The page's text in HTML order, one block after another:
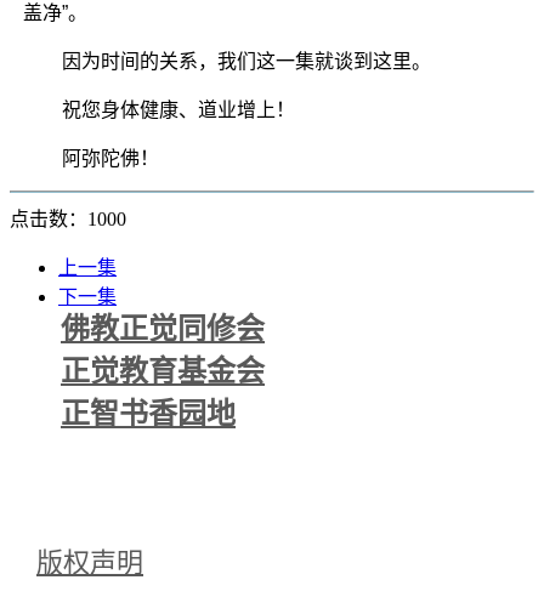
盖净”。
因为时间的关系，我们这一集就谈到这里。
祝您身体健康、道业增上！
阿弥陀佛！
点击数：1000
上一集
下一集
佛教正觉同修会
正觉教育基金会
正智书香园地
版权声明